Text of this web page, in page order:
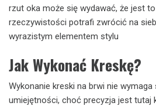
rzut oka może się wydawać, że jest
rzeczywistości potrafi zwrócić na
wyrazistym elementem stylu
Jak Wykonać Kreskę?
Wykonanie kreski na brwi nie
umiejętności, choć precyzja jest tutaj